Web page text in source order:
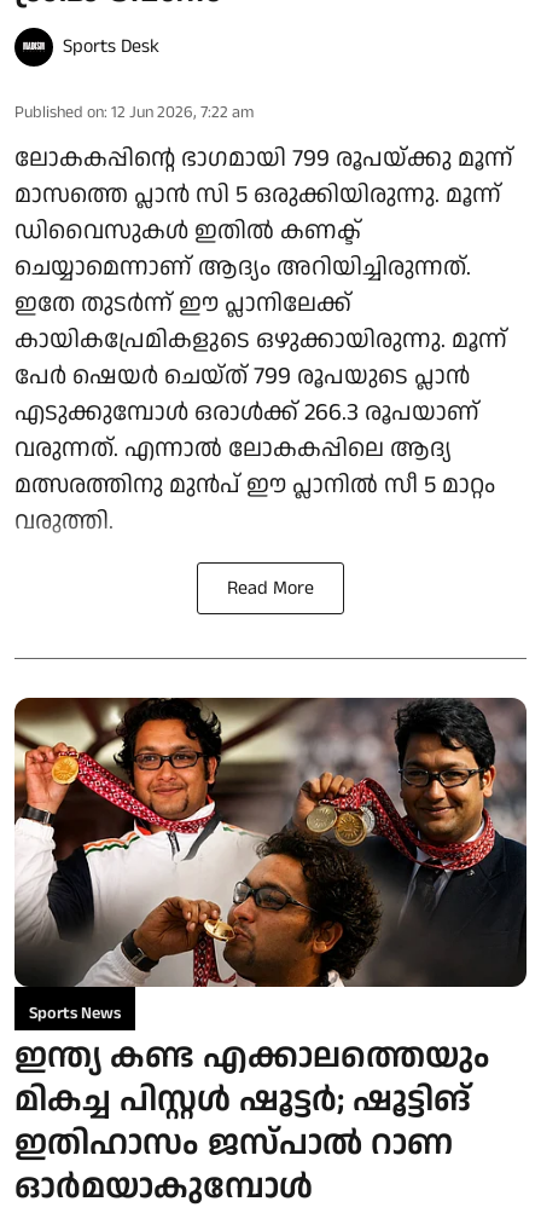
Sports Desk
Published on: 12 Jun 2026, 7:22 am
ലോകകപ്പിന്റെ ഭാഗമായി 799 രൂപയ്ക്കു മൂന്ന്
മാസത്തെ പ്ലാൻ സി 5 ഒരുക്കിയിരുന്നു. മൂന്ന്
ഡിവൈസുകൾ ഇതിൽ കണക്ട്
ചെയ്യാമെന്നാണ് ആദ്യം അറിയിച്ചിരുന്നത്.
ഇതേ തുടർന്ന് ഈ പ്ലാനിലേക്ക്
കായികപ്രേമികളുടെ ഒഴുക്കായിരുന്നു. മൂന്ന്
പേർ ഷെയർ ചെയ്ത് 799 രൂപയുടെ പ്ലാൻ
എടുക്കുമ്പോൾ ഒരാൾക്ക് 266.3 രൂപയാണ്
വരുന്നത്. എന്നാൽ ലോകകപ്പിലെ ആദ്യ
മത്സരത്തിനു മുൻപ് ഈ പ്ലാനിൽ സീ 5 മാറ്റം
വരുത്തി.
Read More
Sports News
ഇന്ത്യ കണ്ട എക്കാലത്തെയും
മികച്ച പിസ്റ്റൾ ഷൂട്ടർ; ഷൂട്ടിങ്
ഇതിഹാസം ജസ്പാല്‍ റാണ
ഓർമയാകുമ്പോൾ